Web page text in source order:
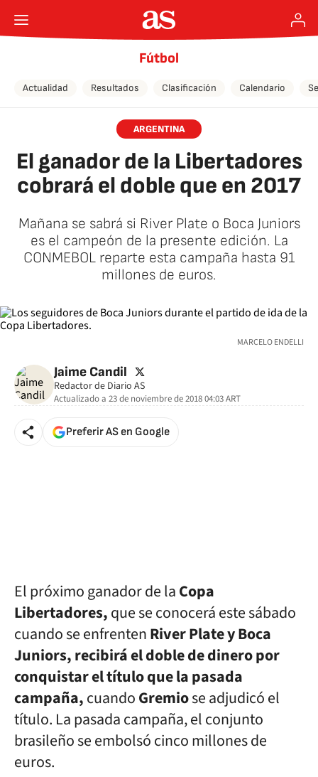
Fútbol
Actualidad Resultados Clasificación Calendario
ARGENTINA
El ganador de la Libertadores
cobrará el doble que en 2017
Mañana se sabrá si River Plate o Boca Juniors
es el campeón de la presente edición. La
CONMEBOL reparte esta campaña hasta 91
millones de euros.
MARCELO ENDELLI
Jaime Candil twitter
Redactor de Diario AS
Actualizado a 23 de noviembre de 2018 04:03ART
Preferir AS en Google
El próximo ganador de laCopa
Libertadores,que se conocerá este sábado
cuando se enfrentenRiver Plate y Boca
Juniors, recibirá el doble de dinero por
conquistar el título que la pasada
campaña,cuandoGremiose adjudicó el
título. La pasada campaña, el conjunto
brasileño se embolsó cinco millones de
euros.